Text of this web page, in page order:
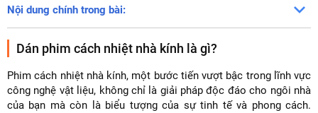
Nội dung chính trong bài:
Dán phim cách nhiệt nhà kính là gì?
Phim cách nhiệt nhà kính, một bước tiến vượt bậc trong lĩnh vực
công nghệ vật liệu, không chỉ là giải pháp độc đáo cho ngôi nhà
của bạn mà còn là biểu tượng của sự tinh tế và phong cách.